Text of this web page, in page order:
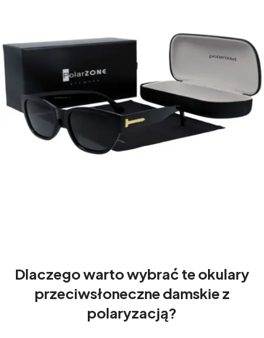
Dlaczego warto wybrać te okulary
przeciwsłoneczne damskie z
polaryzacją?